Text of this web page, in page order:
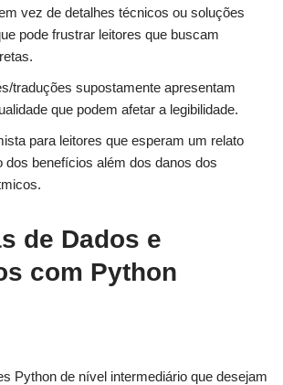
vez de detalhes técnicos ou soluções
pode frustrar leitores que buscam
traduções supostamente apresentam
que podem afetar a legibilidade.
para leitores que esperam um relato
dos benefícios além dos danos dos
de Dados e
com Python
Python de nível intermediário que desejam